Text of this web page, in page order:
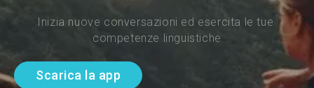
Inizia nuove conversazioni ed esercita le tue
competenze linguistiche
Scarica la app